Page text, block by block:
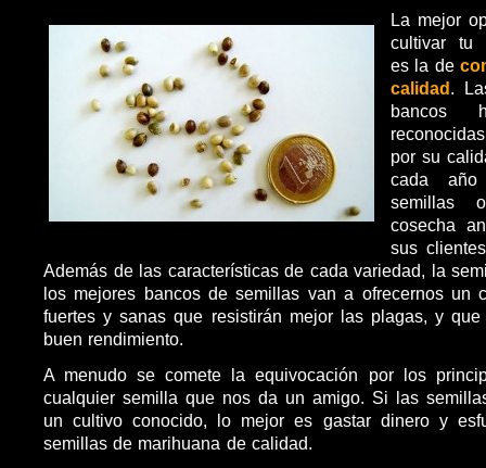
La mejor
cultivar tu
es la de
calidad.
bancos
por su
cada año
semillas
cosecha
sus
Además de las características de cada variedad, la
los mejores bancos de semillas van a ofrecernos un
fuertes y sanas que resistirán mejor las plagas, y
buen rendimiento.
A menudo se comete la equivocación por los
cualquier semilla que nos da un amigo. Si las
un cultivo conocido, lo mejor es gastar dinero y
semillas de marihuana de calidad.